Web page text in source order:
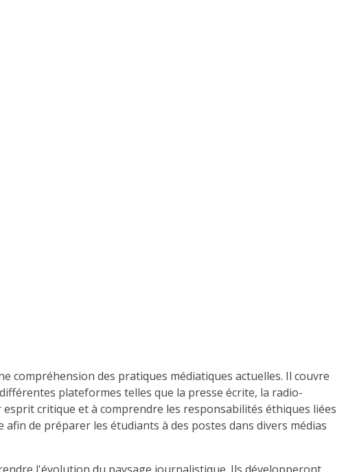
compréhension des pratiques médiatiques actuelles. Il couvre
plateformes telles que la presse écrite, la radio-
critique et à comprendre les responsabilités éthiques liées
de préparer les étudiants à des postes dans divers médias